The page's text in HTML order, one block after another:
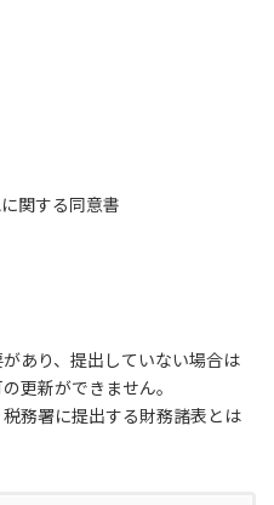
関する同意書
あり、提出していない場合は
更新ができません。
務署に提出する財務諸表とは